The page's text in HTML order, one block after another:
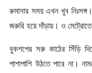
রুমানার সময় এখন খুব
জরুরি হয়ে দাঁড়ায়। ও
বুকশপের সরু কাঠের সিঁড়ি
পাশাপাশি উঠতে পারে না।